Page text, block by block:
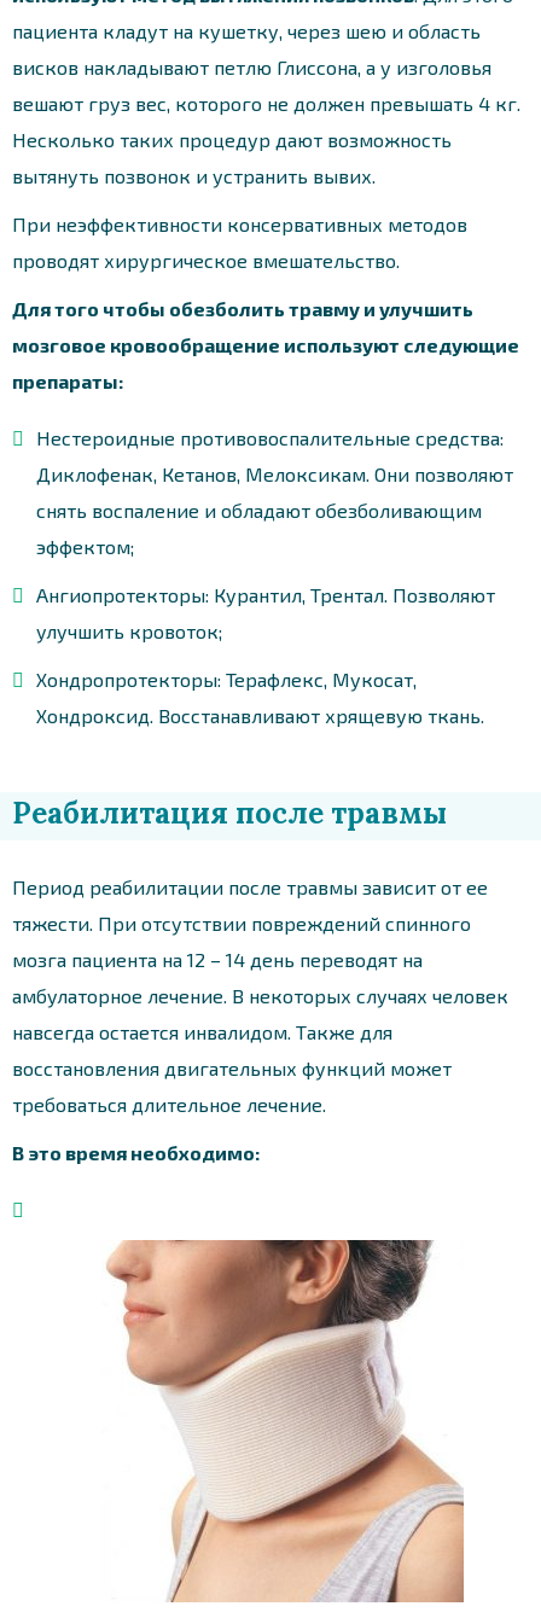
пациента кладут на кушетку, через шею и область
висков накладывают петлю Глиссона, а у изголовья
вешают груз вес, которого не должен превышать 4 кг.
Несколько таких процедур дают возможность
вытянуть позвонок и устранить вывих.
При неэффективности консервативных методов
проводят хирургическое вмешательство.
Для того чтобы обезболить травму и улучшить
мозговое кровообращение используют следующие
препараты:
Нестероидные противовоспалительные средства:
Диклофенак, Кетанов, Мелоксикам. Они позволяют
снять воспаление и обладают обезболивающим
эффектом;
Ангиопротекторы: Курантил, Трентал. Позволяют
улучшить кровоток;
Хондропротекторы: Терафлекс, Мукосат,
Хондроксид. Восстанавливают хрящевую ткань.
Реабилитация после травмы
Период реабилитации после травмы зависит от ее
тяжести. При отсутствии повреждений спинного
мозга пациента на 12 – 14 день переводят на
амбулаторное лечение. В некоторых случаях человек
навсегда остается инвалидом. Также для
восстановления двигательных функций может
требоваться длительное лечение.
В это время необходимо: